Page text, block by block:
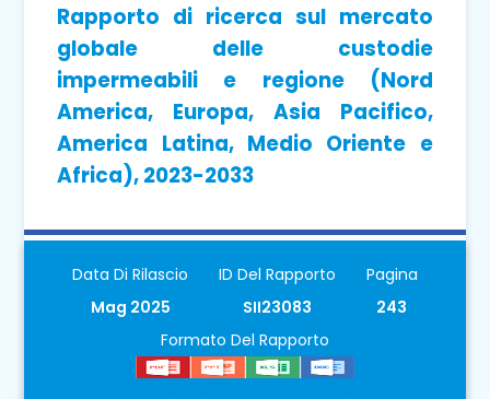
Rapporto di ricerca sul mercato
globale delle custodie
impermeabili e regione (Nord
America, Europa, Asia Pacifico,
America Latina, Medio Oriente e
Africa), 2023-2033
Data Di Rilascio
Mag 2025
ID Del Rapporto
SII23083
Pagina
243
Formato Del Rapporto